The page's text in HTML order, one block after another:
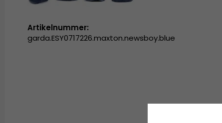
Artikelnummer:
garda.ESY0717226.maxton.newsboy.blue